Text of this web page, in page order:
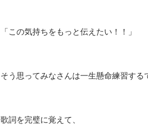
「この気持ちをもっと伝えたい！！」
そう思ってみなさんは一生懸命練習する
歌詞を完璧に覚えて、